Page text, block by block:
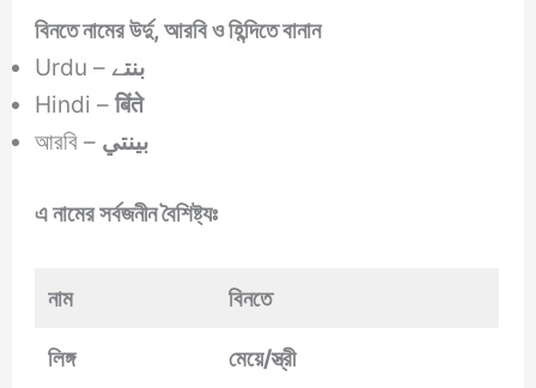
বিনতে নামের উর্দু, আরবি ও হিন্দিতে বানান
Urdu – بنتے
Hindi –बिंते
আরবি – بينتي
এ নামের সর্বজনীন বৈশিষ্ট্যঃ
নাম বিনতে
লিঙ্গ মেয়ে/স্ত্রী